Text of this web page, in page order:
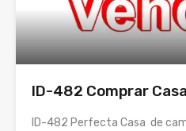
ID-482 Comprar
ID-482 Perfecta Casa de